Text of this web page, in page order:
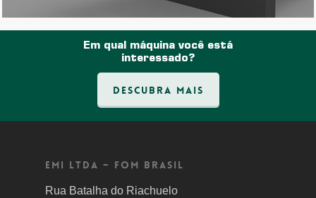
Em qual máquina você está
interessado?
Descubra mais
EMI LTDA – FOM BRASIL
Rua Batalha do Riachuelo